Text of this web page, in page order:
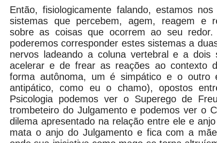
Então, fisiologicamente falando, estamos
sistemas que percebem, agem, reagem e
sobre as coisas que ocorrem ao seu redor.
poderemos corresponder estes sistemas a
nervos ladeando a coluna vertebral e a dois
acelerar e de frear as reações ao contexto
forma autônoma, um é simpático e o outro
antipático, como eu o chamo), opostos
Psicologia podemos ver o Superego de
trombeteiro do Julgamento e podemos ver o
dilema apresentado na relação entre ele e
mata o anjo do Julgamento e fica com a